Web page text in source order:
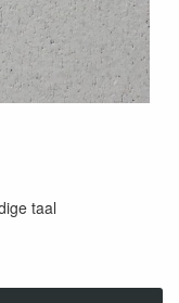
taal